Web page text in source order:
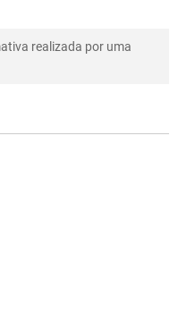
realizada por uma